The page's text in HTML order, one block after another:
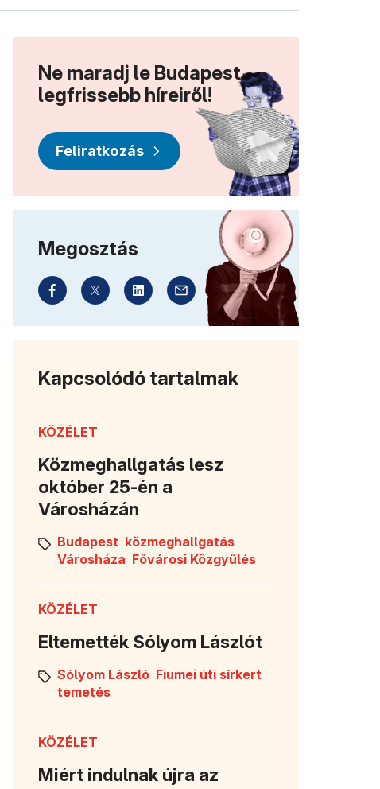
Ne maradj le Budapest
legfrissebb híreiről!
Feliratkozás
Megosztás
Kapcsolódó tartalmak
KÖZÉLET
Közmeghallgatás lesz
október 25-én a
Városházán
Budapest közmeghallgatás
Városháza Fővárosi Közgyűlés
KÖZÉLET
Eltemették Sólyom Lászlót
Sólyom László Fiumei úti sírkert
temetés
KÖZÉLET
Miért indulnak újra az